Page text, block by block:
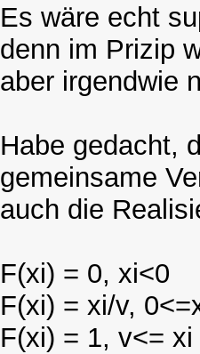
Es wäre echt
denn im Prizip
aber irgendwie
Habe gedacht,
gemeinsame
auch die
F(xi) = 0, xi<0
F(xi) = xi/v,
F(xi) = 1, v<= xi